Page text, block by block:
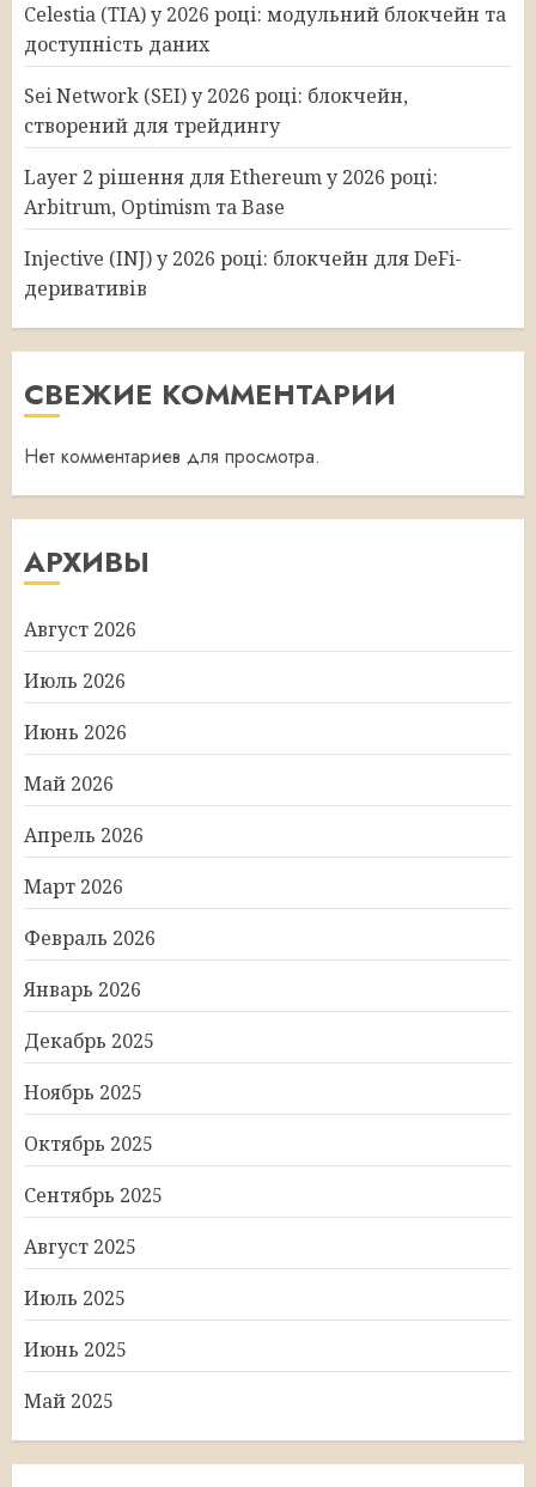
Celestia (TIA) у 2026 році: модульний блокчейн та
доступність даних
Sei Network (SEI) у 2026 році: блокчейн,
створений для трейдингу
Layer 2 рішення для Ethereum у 2026 році:
Arbitrum, Optimism та Base
Injective (INJ) у 2026 році: блокчейн для DeFi-
деривативів
СВЕЖИЕ КОММЕНТАРИИ
Нет комментариев для просмотра.
АРХИВЫ
Август 2026
Июль 2026
Июнь 2026
Май 2026
Апрель 2026
Март 2026
Февраль 2026
Январь 2026
Декабрь 2025
Ноябрь 2025
Октябрь 2025
Сентябрь 2025
Август 2025
Июль 2025
Июнь 2025
Май 2025